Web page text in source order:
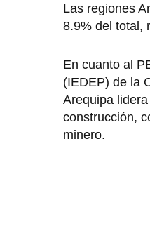
Las regiones
8.9% del total,
En cuanto al
(IEDEP) de la
Arequipa
construcción,
minero.